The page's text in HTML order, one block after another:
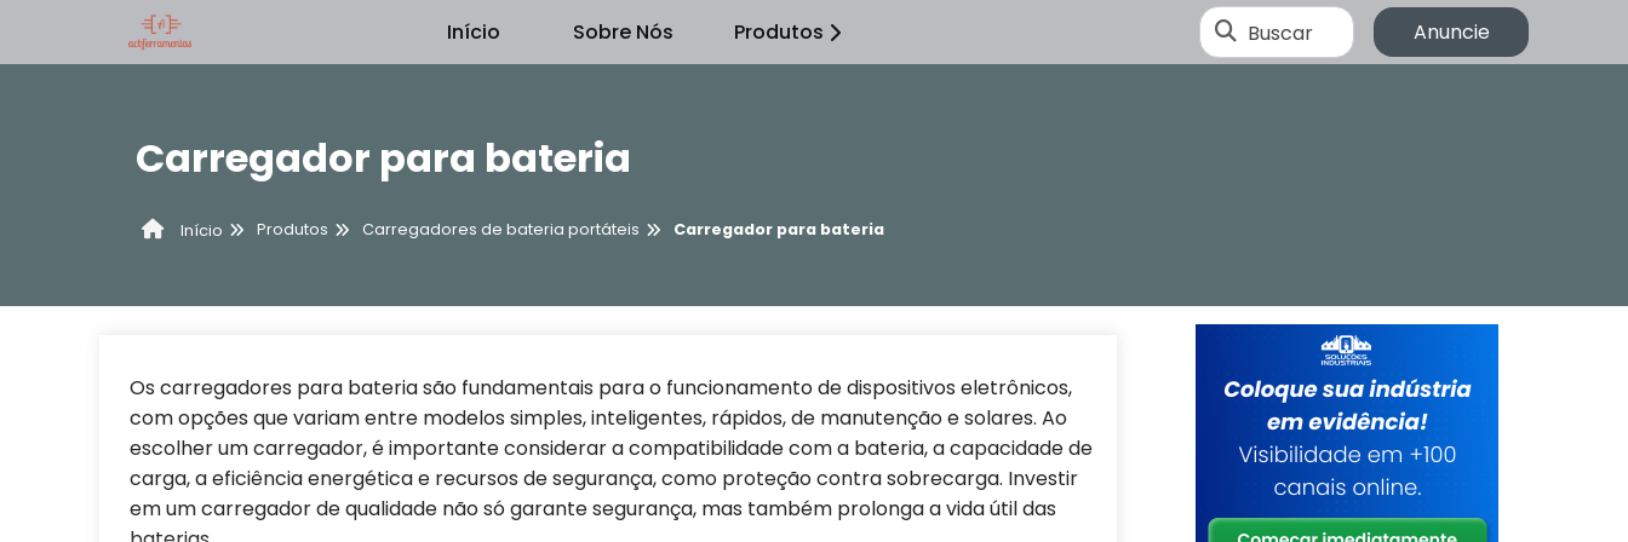
Início Sobre Nós Produtos Buscar Anuncie
Carregador para bateria
Início Produtos Carregadores de bateria portáteis Carregador para bateria
Os carregadores para bateria são fundamentais para o funcionamento de dispositivos eletrônicos,
com opções que variam entre modelos simples, inteligentes, rápidos, de manutenção e solares. Ao
escolher um carregador, é importante considerar a compatibilidade com a bateria, a capacidade de
carga, a eficiência energética e recursos de segurança, como proteção contra sobrecarga. Investir
em um carregador de qualidade não só garante segurança, mas também prolonga a vida útil das